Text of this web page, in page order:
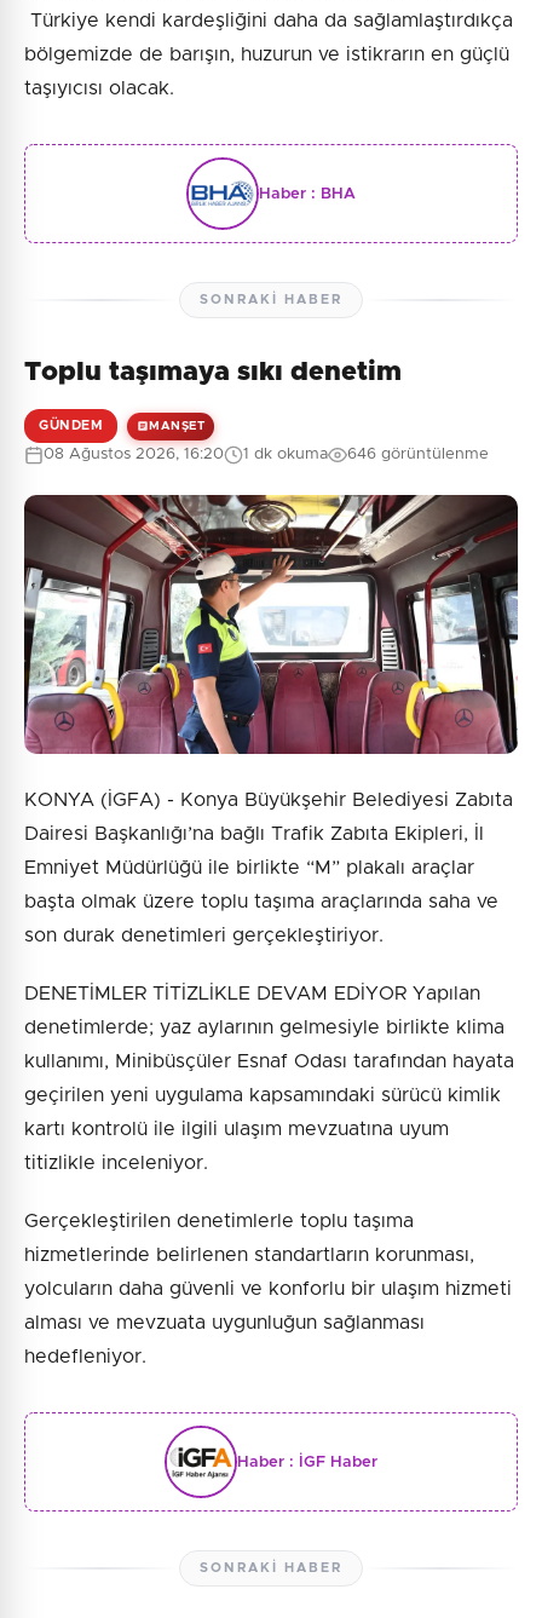
Türkiye kendi kardeşliğini daha da sağlamlaştırdıkça
bölgemizde de barışın, huzurun ve istikrarın en güçlü
taşıyıcısı olacak.
Haber : BHA
SONRAKI HABER
Toplu taşımaya sıkı denetim
GÜNDEM MANŞET
08 Ağustos 2026, 16:20 1 dk okuma 646 görüntülenme
KONYA (İGFA) - Konya Büyükşehir Belediyesi Zabıta
Dairesi Başkanlığı’na bağlı Trafik Zabıta Ekipleri, İl
Emniyet Müdürlüğü ile birlikte “M” plakalı araçlar
başta olmak üzere toplu taşıma araçlarında saha ve
son durak denetimleri gerçekleştiriyor.
DENETİMLER TİTİZLİKLE DEVAM EDİYOR Yapılan
denetimlerde; yaz aylarının gelmesiyle birlikte klima
kullanımı, Minibüsçüler Esnaf Odası tarafından hayata
geçirilen yeni uygulama kapsamındaki sürücü kimlik
kartı kontrolü ile ilgili ulaşım mevzuatına uyum
titizlikle inceleniyor.
Gerçekleştirilen denetimlerle toplu taşıma
hizmetlerinde belirlenen standartların korunması,
yolcuların daha güvenli ve konforlu bir ulaşım hizmeti
alması ve mevzuata uygunluğun sağlanması
hedefleniyor.
Haber : İGF Haber
SONRAKI HABER